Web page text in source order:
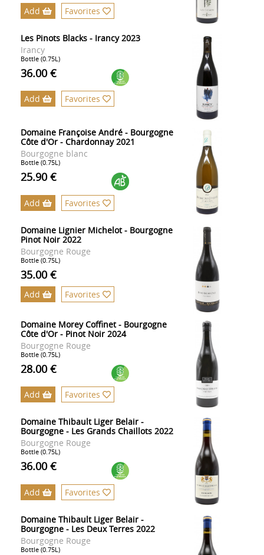
Add Favorites
Les Pinots Blacks - Irancy 2023
Irancy
Bottle (0.75L)
36.00 €
Add Favorites
Domaine Françoise André - Bourgogne
Côte d'Or - Chardonnay 2021
Bourgogne blanc
Bottle (0.75L)
25.90 €
Add Favorites
Domaine Lignier Michelot - Bourgogne
Pinot Noir 2022
Bourgogne Rouge
Bottle (0.75L)
35.00 €
Add Favorites
Domaine Morey Coffinet - Bourgogne
Côte d'Or - Pinot Noir 2024
Bourgogne Rouge
Bottle (0.75L)
28.00 €
Add Favorites
Domaine Thibault Liger Belair -
Bourgogne - Les Grands Chaillots 2022
Bourgogne Rouge
Bottle (0.75L)
36.00 €
Add Favorites
Domaine Thibault Liger Belair -
Bourgogne - Les Deux Terres 2022
Bourgogne Rouge
Bottle (0.75L)